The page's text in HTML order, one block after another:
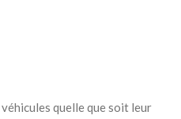
quelle que soit leur